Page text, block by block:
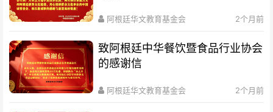
阿根廷华文教育基金会 2个月前
致阿根廷中华餐饮暨食品行业协会
的感谢信
阿根廷华文教育基金会 2个月前